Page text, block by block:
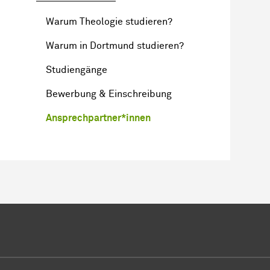
Warum Theologie studieren?
Warum in Dortmund studieren?
Studiengänge
Bewerbung & Einschreibung
Ansprechpartner*innen